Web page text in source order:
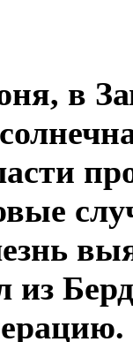
в
из